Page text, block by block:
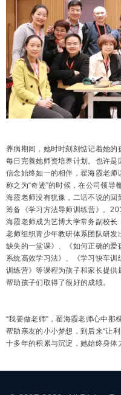
养病期间，她时时刻刻惦记着她
每日完善她师资培养计划。也许是
信念始终如一的相伴，翟海霞老
称之为“奇迹”的时候，在公司领导
海霞老师没有犹豫，二话不说的
筹备《学习方法导师训练营》。
海霞老师成为艺博大学常务副校
老师组织青少年教研体系团队研
缺失的一堂课》、《如何正确的
系统高效学习法》、《学习快车
训练营》等课程为孩子和家长提供
帮助孩子们取得了很好的成绩。
“我要做老师”，翟海霞老师心中那
帮助亲友的小小梦想，到后来“让
十多年的积累与沉淀，她始终身体